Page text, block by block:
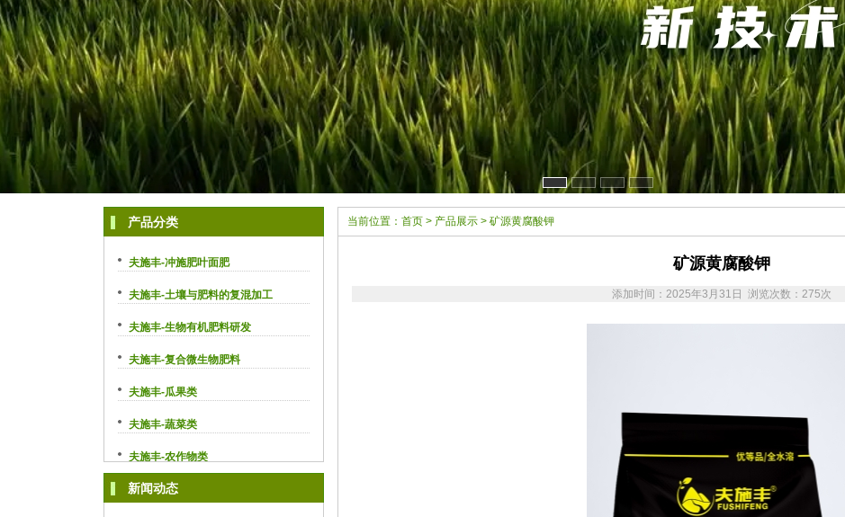
产品分类
夫施丰-冲施肥叶面肥
夫施丰-土壤与肥料的复混加工
夫施丰-生物有机肥料研发
夫施丰-复合微生物肥料
夫施丰-瓜果类
夫施丰-蔬菜类
夫施丰-农作物类
新闻动态
当前位置： 首页> 产品展示> 矿源黄腐酸钾
矿源黄腐酸钾
添加时间：2025年3月31日 浏览次数： 275次